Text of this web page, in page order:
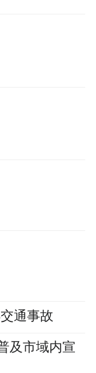
通事故
及市域内宣